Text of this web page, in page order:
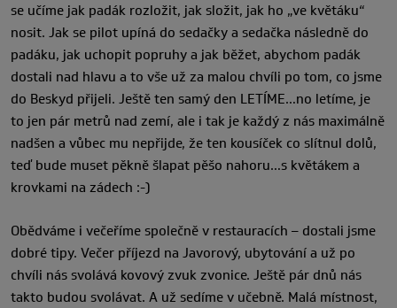
se učíme jak padák rozložit, jak složit, jak ho „ve květáku“
nosit. Jak se pilot upíná do sedačky a sedačka následně do
padáku, jak uchopit popruhy a jak běžet, abychom padák
dostali nad hlavu a to vše už za malou chvíli po tom, co jsme
do Beskyd přijeli. Ještě ten samý den LETÍME…no letíme, je
to jen pár metrů nad zemí, ale i tak je každý z nás maximálně
nadšen a vůbec mu nepřijde, že ten kousíček co slítnul dolů,
teď bude muset pěkně šlapat pěšo nahoru…s květákem a
krovkami na zádech :-)
Obědváme i večeříme společně v restauracích – dostali jsme
dobré tipy. Večer příjezd na Javorový, ubytování a už po
chvíli nás svolává kovový zvuk zvonice. Ještě pár dnů nás
takto budou svolávat. A už sedíme v učebně. Malá místnost,